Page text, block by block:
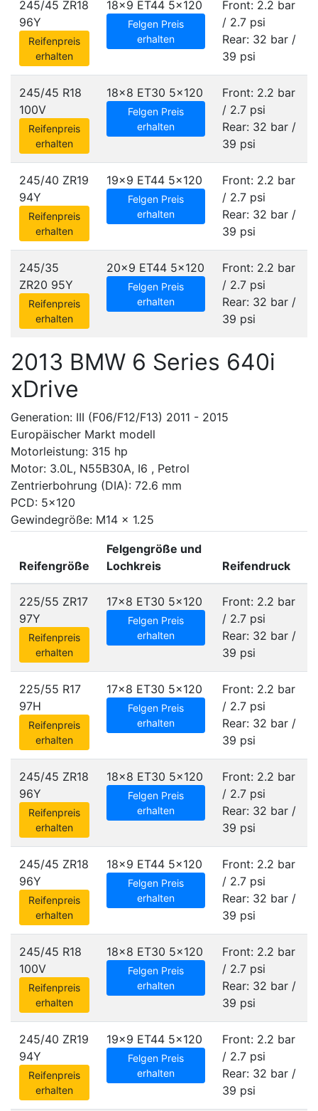
245/45 ZR18
96Y
Reifenpreis
erhalten
18x9 ET44 5x120
Felgen Preis
erhalten
Front: 2.2 bar
/ 2.7 psi
Rear: 32 bar /
39 psi
245/45 R18
100V
Reifenpreis
erhalten
18x8 ET30 5x120
Felgen Preis
erhalten
Front: 2.2 bar
/ 2.7 psi
Rear: 32 bar /
39 psi
245/40 ZR19
94Y
Reifenpreis
erhalten
19x9 ET44 5x120
Felgen Preis
erhalten
Front: 2.2 bar
/ 2.7 psi
Rear: 32 bar /
39 psi
245/35
ZR20 95Y
Reifenpreis
erhalten
20x9 ET44 5x120
Felgen Preis
erhalten
Front: 2.2 bar
/ 2.7 psi
Rear: 32 bar /
39 psi
2013 BMW 6 Series 640i
xDrive
Generation: III (F06/F12/F13) 2011 - 2015
Europäischer Markt modell
Motorleistung: 315 hp
Motor: 3.0L, N55B30A, I6 , Petrol
Zentrierbohrung (DIA): 72.6 mm
PCD: 5x120
Gewindegröße: M14 x 1.25
Reifengröße
Felgengröße und
Lochkreis
Reifendruck
225/55 ZR17
97Y
Reifenpreis
erhalten
17x8 ET30 5x120
Felgen Preis
erhalten
Front: 2.2 bar
/ 2.7 psi
Rear: 32 bar /
39 psi
225/55 R17
97H
Reifenpreis
erhalten
17x8 ET30 5x120
Felgen Preis
erhalten
Front: 2.2 bar
/ 2.7 psi
Rear: 32 bar /
39 psi
245/45 ZR18
96Y
Reifenpreis
erhalten
18x8 ET30 5x120
Felgen Preis
erhalten
Front: 2.2 bar
/ 2.7 psi
Rear: 32 bar /
39 psi
245/45 ZR18
96Y
Reifenpreis
erhalten
18x9 ET44 5x120
Felgen Preis
erhalten
Front: 2.2 bar
/ 2.7 psi
Rear: 32 bar /
39 psi
245/45 R18
100V
Reifenpreis
erhalten
18x8 ET30 5x120
Felgen Preis
erhalten
Front: 2.2 bar
/ 2.7 psi
Rear: 32 bar /
39 psi
245/40 ZR19
94Y
Reifenpreis
erhalten
19x9 ET44 5x120
Felgen Preis
erhalten
Front: 2.2 bar
/ 2.7 psi
Rear: 32 bar /
39 psi